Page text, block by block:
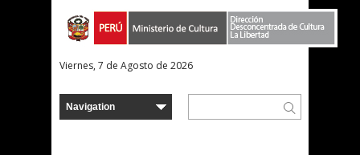
Viernes, 7 de Agosto de 2026